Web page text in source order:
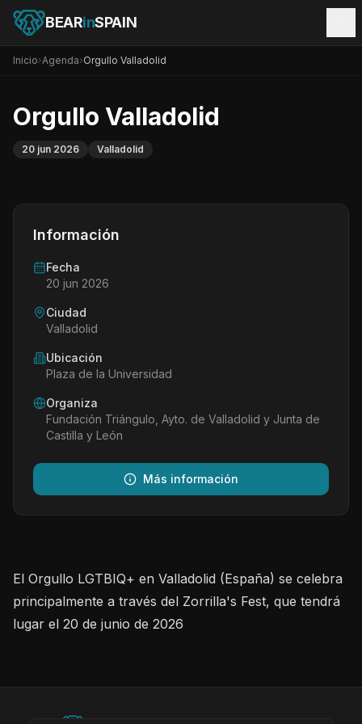
BEARinSPAIN
Inicio›Agenda›Orgullo Valladolid
Orgullo Valladolid
20 jun 2026 Valladolid
Información
Fecha
20 jun 2026
Ciudad
Valladolid
Ubicación
Plaza de la Universidad
Organiza
Fundación Triángulo, Ayto. de Valladolid y Junta de
Castilla y León
Más información
El Orgullo LGTBIQ+ en Valladolid (España) se celebra
principalmente a través del Zorrilla's Fest, que tendrá
lugar el 20 de junio de 2026